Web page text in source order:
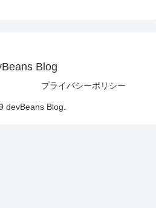
Blog
プライバシーポリシー
devBeans Blog.